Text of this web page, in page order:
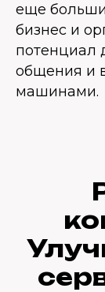
еще
бизнес и
потенциал
общения и
машинами.